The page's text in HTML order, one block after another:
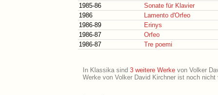
1985-86
Sonate für Klavier
1986
Lamento d'Orfeo
1986-89
Erinys
1986-87
Orfeo
1986-87
Tre poemi
In Klassika sind 3 weitere Werke von Volker
Werke von Volker David Kirchner ist noch